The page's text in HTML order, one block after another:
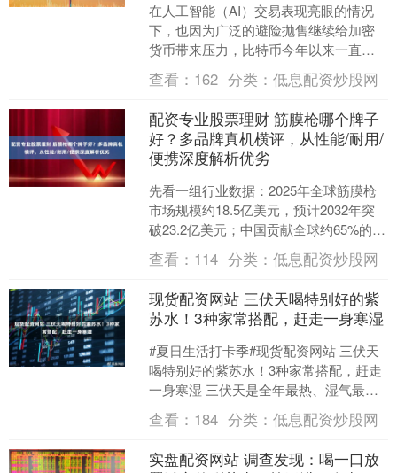
在人工智能（AI）交易表现亮眼的情况
下，也因为广泛的避险抛售继续给加密
货币带来压力，比特币今年以来一直走
势艰难。周四（25日），比特币进一步
跌至2024年9月以....
查看： 162 分类：低息配资炒股网
配资专业股票理财 筋膜枪哪个牌子
好？多品牌真机横评，从性能/耐用/
便携深度解析优劣
先看一组行业数据：2025年全球筋膜枪
市场规模约18.5亿美元，预计2032年突
破23.2亿美元；中国贡献全球约65%的产
量，同时吸纳35%以上的消费需求。线
上....
查看： 114 分类：低息配资炒股网
现货配资网站 三伏天喝特别好的紫
苏水！3种家常搭配，赶走一身寒湿
#夏日生活打卡季#​现货配资网站 三伏天
喝特别好的紫苏水！3种家常搭配，赶走
一身寒湿 三伏天是全年最热、湿气最重
的时段。很多人常年待在空调房，爱喝
冰水、吃生冷瓜....
查看： 184 分类：低息配资炒股网
实盘配资网站 调查发现：喝一口放